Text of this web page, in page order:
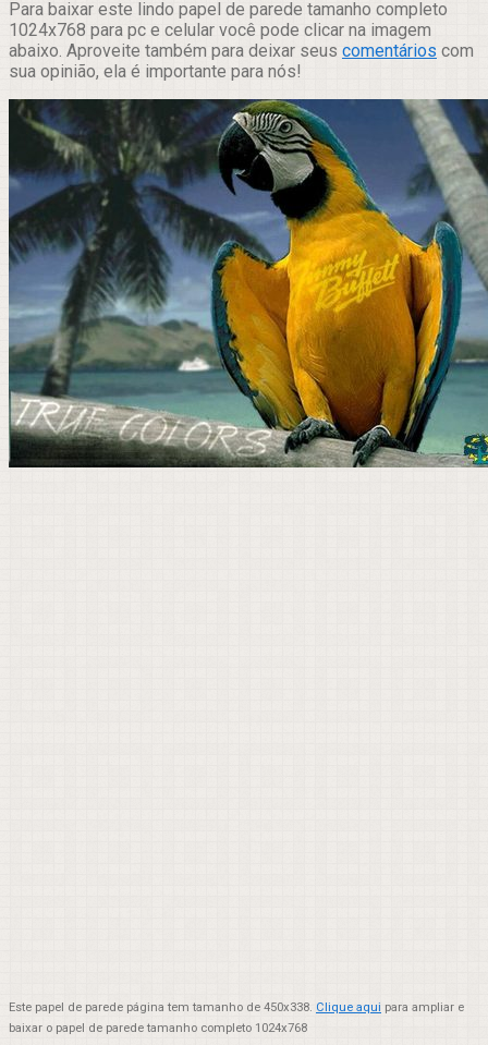
Para baixar este lindo papel de parede tamanho completo
1024x768 para pc e celular você pode clicar na imagem
abaixo. Aproveite também para deixar seus comentários com
sua opinião, ela é importante para nós!
Este papel de parede página tem tamanho de 450x338. Clique aqui para ampliar e
baixar o papel de parede tamanho completo 1024x768